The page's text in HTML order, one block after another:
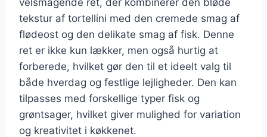
tekstur af tortellini med den cremede smag af
flødeost og den delikate smag af fisk. Denne
ret er ikke kun lækker, men også hurtig at
forberede, hvilket gør den til et ideelt valg til
både hverdag og festlige lejligheder. Den kan
tilpasses med forskellige typer fisk og
grøntsager, hvilket giver mulighed for variation
og kreativitet i køkkenet.